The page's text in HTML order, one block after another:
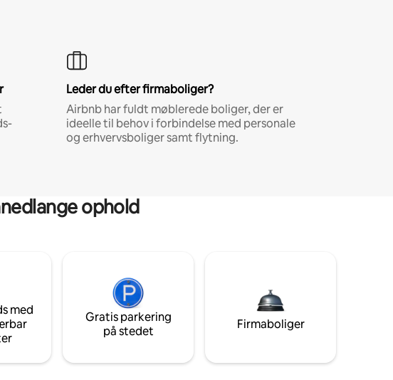
Leder du efter firmaboliger?
Airbnb har fuldt møblerede boliger, der er
ideelle til behov i forbindelse med personale
og erhvervsboliger samt flytning.
ophold
med
Gratis parkering
på stedet
Firmaboliger